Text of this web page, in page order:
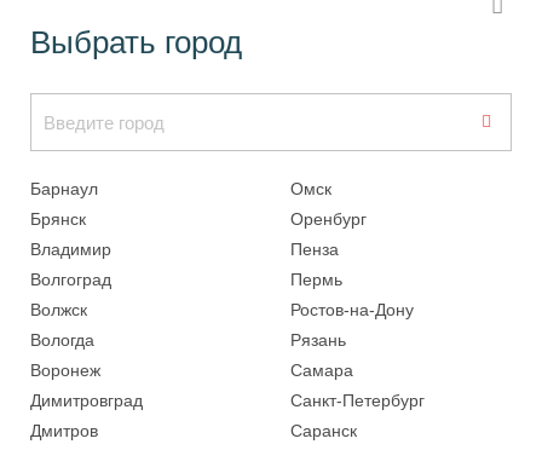
Выбрать город
Барнаул
Брянск
Владимир
Волгоград
Волжск
Вологда
Воронеж
Димитровград
Дмитров
Омск
Оренбург
Пенза
Пермь
Ростов-на-Дону
Рязань
Самара
Санкт-Петербург
Саранск